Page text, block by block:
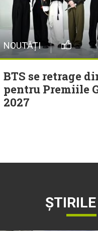
NOUTĂȚI
BTS se retrage
pentru Premiile
2027